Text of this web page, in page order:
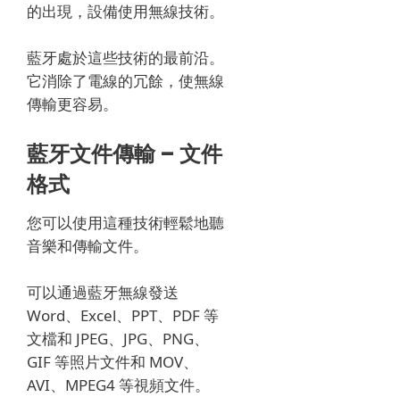
的出現，設備使用無線技術。
藍牙處於這些技術的最前沿。
它消除了電線的冗餘，使無線
傳輸更容易。
藍牙文件傳輸 – 文件
格式
您可以使用這種技術輕鬆地聽
音樂和傳輸文件。
可以通過藍牙無線發送
Word、Excel、PPT、PDF 等
文檔和 JPEG、JPG、PNG、
GIF 等照片文件和 MOV、
AVI、MPEG4 等視頻文件。